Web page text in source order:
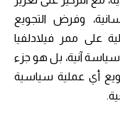
وفرض التجويع
على ممر فيلادلفيا
آنية، بل هو جزء
أي عملية سياسية